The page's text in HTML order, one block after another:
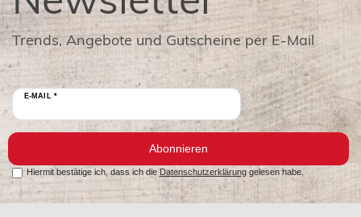
Trends, Angebote und Gutscheine per E-Mail
E-MAIL *
Abonnieren
Hiermit bestätige ich, dass ich die Datenschutzerklärunggelesen habe.